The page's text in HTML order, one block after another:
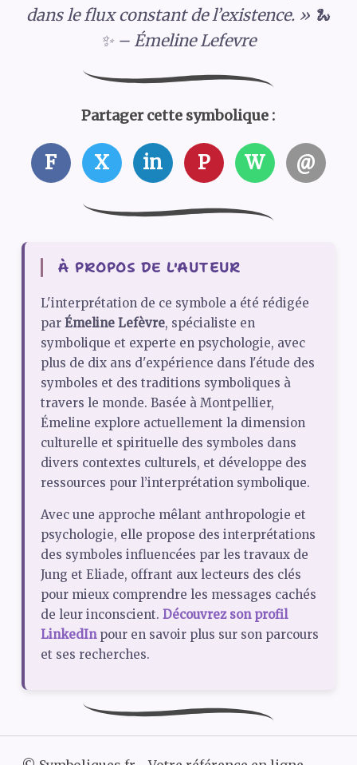
dans le flux constant de l’existence. » 🐍
✨ – Émeline Lefevre
Partager cette symbolique :
F X in P W @
À PROPOS DE L'AUTEUR
L'interprétation de ce symbole a été rédigée
par Émeline Lefèvre, spécialiste en
symbolique et experte en psychologie, avec
plus de dix ans d'expérience dans l'étude des
symboles et des traditions symboliques à
travers le monde. Basée à Montpellier,
Émeline explore actuellement la dimension
culturelle et spirituelle des symboles dans
divers contextes culturels, et développe des
ressources pour l’interprétation symbolique.
Avec une approche mêlant anthropologie et
psychologie, elle propose des interprétations
des symboles influencées par les travaux de
Jung et Eliade, offrant aux lecteurs des clés
pour mieux comprendre les messages cachés
de leur inconscient. Découvrez son profil
LinkedInpour en savoir plus sur son parcours
et ses recherches.